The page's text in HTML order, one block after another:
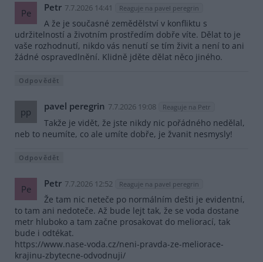
Pe Petr 7.7.2026 14:41 Reaguje na pavel peregrin
A že je současné zemědělství v konfliktu s
udržitelností a životním prostředím dobře víte. Dělat to je
vaše rozhodnutí, nikdo vás nenutí se tím živit a není to ani
žádné ospravedlnění. Klidně jděte dělat něco jiného.
Odpovědět
pp pavel peregrin 7.7.2026 19:08 Reaguje na Petr
Takže je vidět, že jste nikdy nic pořádného nedělal,
neb to neumíte, co ale umíte dobře, je žvanit nesmysly!
Odpovědět
Pe Petr 7.7.2026 12:52 Reaguje na pavel peregrin
Že tam nic neteče po normálním dešti je evidentní,
to tam ani nedoteče. Až bude lejt tak, že se voda dostane
metr hluboko a tam začne prosakovat do meliorací, tak
bude i odtékat.
https://www.nase-voda.cz/neni-pravda-ze-meliorace-
krajinu-zbytecne-odvodnuji/